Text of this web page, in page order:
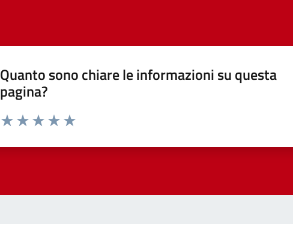
Quanto sono chiare le informazioni su questa
pagina?